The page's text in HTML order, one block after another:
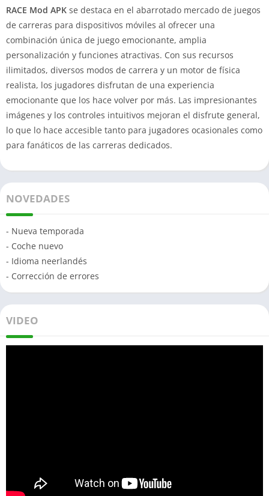
RACE Mod APK se destaca en el abarrotado mercado de juegos
de carreras para dispositivos móviles al ofrecer una
combinación única de juego emocionante, amplia
personalización y funciones atractivas. Con sus recursos
ilimitados, diversos modos de carrera y un motor de física
realista, los jugadores disfrutan de una experiencia
emocionante que los hace volver por más. Las impresionantes
imágenes y los controles intuitivos mejoran el disfrute general,
lo que lo hace accesible tanto para jugadores ocasionales como
para fanáticos de las carreras dedicados.
NOVEDADES
- Nueva temporada
- Coche nuevo
- Idioma neerlandés
- Corrección de errores
VIDEO